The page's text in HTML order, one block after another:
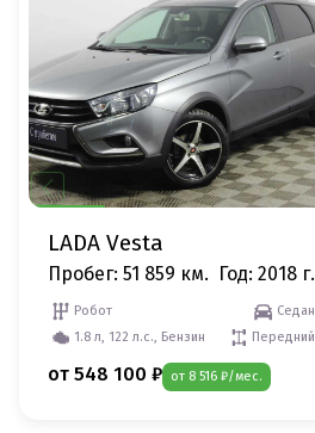
LADA Vesta
Пробег: 51 859 км. Год: 2018 г.
Робот
Седан
1.8 л, 122 л.с., Бензин
Передний
от 548 100 ₽ от 8 516 ₽/мес.